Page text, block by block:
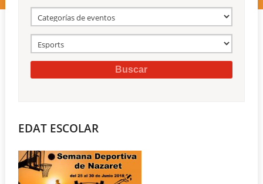
EDAT ESCOLAR